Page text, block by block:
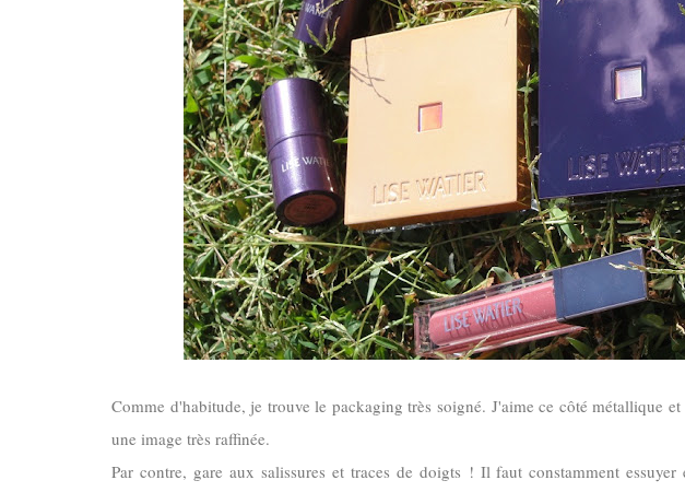
Comme d'habitude, je trouve le packaging très soigné. J'aime ce côté métallique
une image très raffinée.
Par contre, gare aux salissures et traces de doigts ! Il faut constamment